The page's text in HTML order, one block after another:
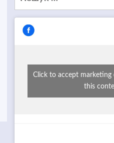
Click to accept marketing
this